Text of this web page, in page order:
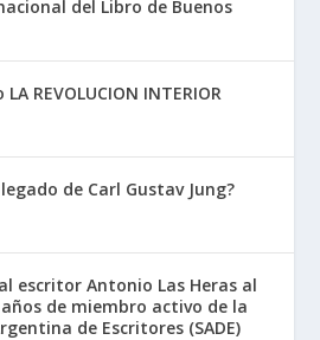
del Libro de Buenos
REVOLUCION INTERIOR
de Carl Gustav Jung?
escritor Antonio Las Heras al
de miembro activo de la
de Escritores (SADE)